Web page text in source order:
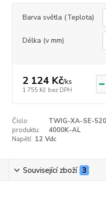
Barva světla (Teplota)
Délka (v mm)
2 124 Kč/ks
1 755 Kč bez DPH
Číslo
produktu:
TWIG-XA-SE-
4000K-AL
Napětí: 12 Vdc
Související zboží 3